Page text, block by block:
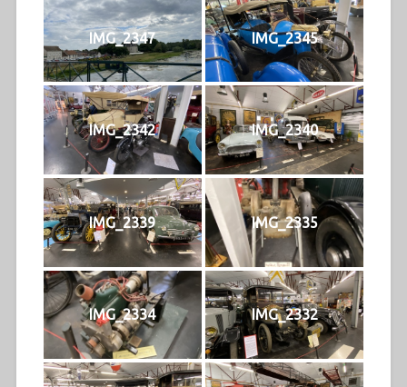
IMG_2347 IMG_2345
IMG_2342 IMG_2340
IMG_2339 IMG_2335
IMG_2334 IMG_2332